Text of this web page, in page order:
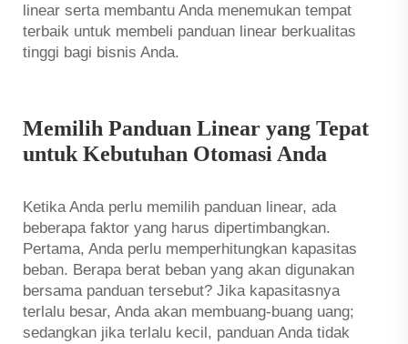
linear serta membantu Anda menemukan tempat
terbaik untuk membeli panduan linear berkualitas
tinggi bagi bisnis Anda.
Memilih Panduan Linear yang Tepat
untuk Kebutuhan Otomasi Anda
Ketika Anda perlu memilih panduan linear, ada
beberapa faktor yang harus dipertimbangkan.
Pertama, Anda perlu memperhitungkan kapasitas
beban. Berapa berat beban yang akan digunakan
bersama panduan tersebut? Jika kapasitasnya
terlalu besar, Anda akan membuang-buang uang;
sedangkan jika terlalu kecil, panduan Anda tidak